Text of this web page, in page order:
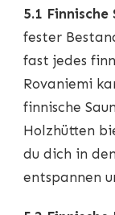
5.1 Finnische
fester
fast jedes
Rovaniemi
finnische
Holzhütten
du dich in
entspannen